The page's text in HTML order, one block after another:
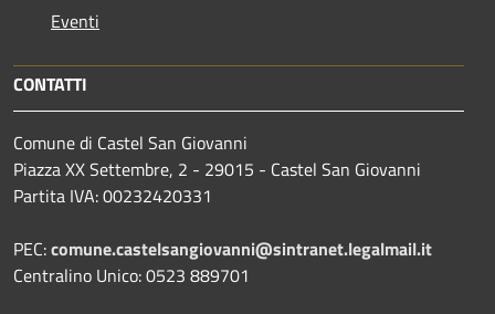
Eventi
CONTATTI
Comune di Castel San Giovanni
Piazza XX Settembre, 2 - 29015 - Castel San Giovanni
Partita IVA: 00232420331
PEC:comune.castelsangiovanni@sintranet.legalmail.it
Centralino Unico: 0523 889701